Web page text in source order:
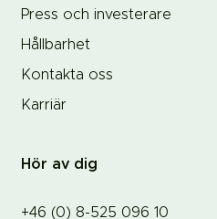
Press och investerare
Hållbarhet
Kontakta oss
Karriär
Hör av dig
+46 (0) 8-525 096 10